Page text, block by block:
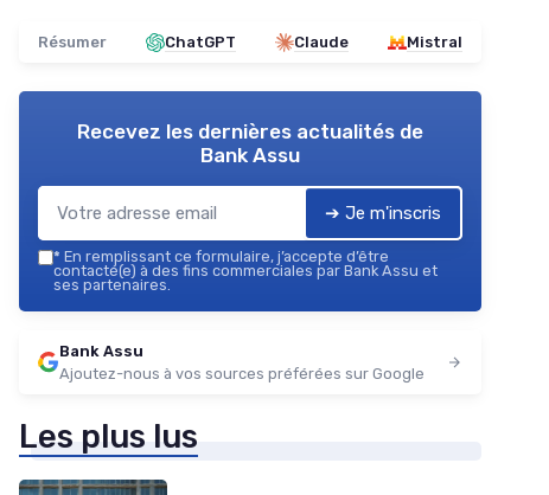
Résumer ChatGPT Claude Mistral
Recevez les dernières actualités de
Bank Assu
➔ Je m'inscris
* En remplissant ce formulaire, j’accepte d’être
contacté(e) à des fins commerciales par Bank Assu et
ses partenaires.
Bank Assu
Ajoutez-nous à vos sources préférées sur Google
Les plus lus